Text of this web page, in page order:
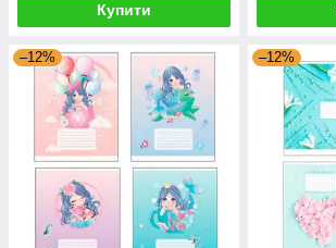
Купити
–12% –12%